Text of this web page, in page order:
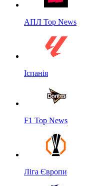
АПЛ Top News
Іспанія
F1 Top News
Ліга Європи